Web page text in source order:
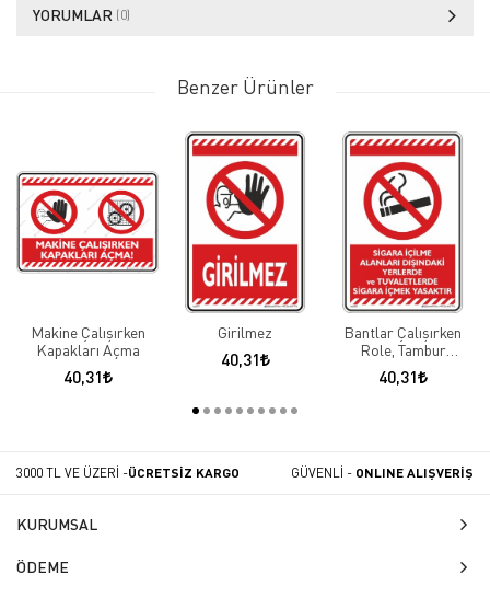
YORUMLAR (0)
Benzer Ürünler
Makine Çalışırken
Kapakları Açma
40,31
Girilmez
40,31
Bantlar Çalışırken
Role, Tambur
Temizliği Yapma
40,31
3000 TL VE ÜZERİ -ÜCRETSİZ KARGO GÜVENLİ - ONLINE ALIŞVERİŞ
KURUMSAL
ÖDEME